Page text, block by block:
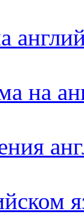
на